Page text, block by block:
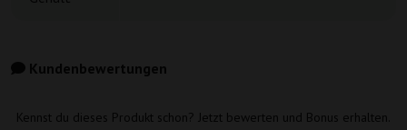
Kundenbewertungen
Kennst du dieses Produkt schon? Jetzt bewerten und Bonus erhalten.